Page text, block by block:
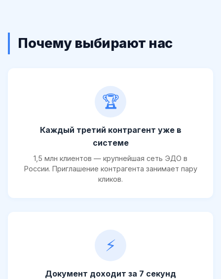
Почему выбирают нас
🏆
Каждый третий контрагент уже в
системе
1,5 млн клиентов — крупнейшая сеть ЭДО в
России. Приглашение контрагента занимает пару
кликов.
⚡
Документ доходит за 7 секунд